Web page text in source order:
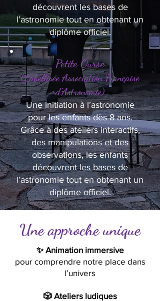
découvrent les bases de
l’astronomie tout en obtenant un
diplôme officiel.
Petite Ourse
(Labellisée Association Française
d’Astronomie)
Une initiation à l’astronomie
pour les enfants dès 8 ans.
Grâce à des ateliers interactifs,
des manipulations et des
observations, les enfants
découvrent les bases de
l’astronomie tout en obtenant un
diplôme officiel.
Une approche unique
✨ Animation immersive
pour comprendre notre place dans
l’univers
🎲 Ateliers ludiques